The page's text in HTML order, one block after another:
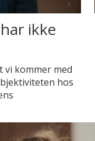
ikke
vi kommer med
hos